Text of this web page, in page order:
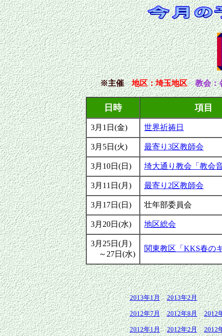
※主催 地区：埼玉地区 教会：
日時 項目
3月1日(金) 世界祈祷日
3月5日(火) 最寄り3区教師会
3月10日(日) 埼大通り教会「教会
3月11日(月) 最寄り2区教師会
3月17日(日) 壮年部委員会
3月20日(水) 地区総会
3月25日(月)
～27日(水)
関東教区「KKS春の
2013年1月 2013年2月
2012年7月 2012年8月 2012
2012年1月 2012年2月 2012